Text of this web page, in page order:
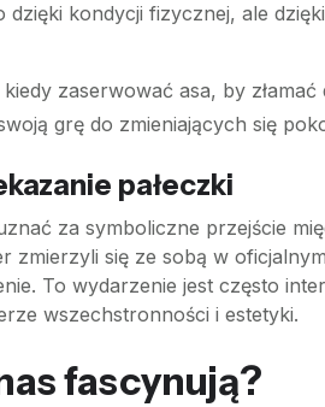
kondycji fizycznej, ale
kiedy zaserwować asa, by
grę do zmieniających się
pałeczki
za symboliczne przejście
zmierzyli się ze sobą w
To wydarzenie jest często
wszechstronności i estetyki.
fascynują?